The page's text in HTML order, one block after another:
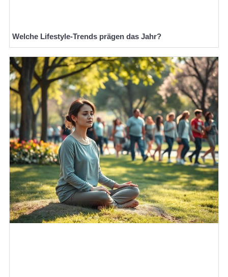
Welche Lifestyle-Trends prägen das Jahr?